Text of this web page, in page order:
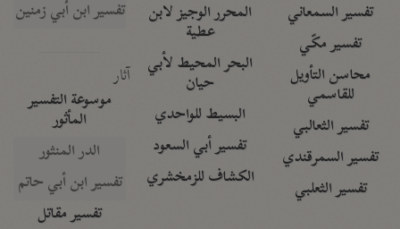
تفسير السمعاني
تفسير مكّي
محاسن التأويل
للقاسمي
تفسير الثعالبي
تفسير السمرقندي
تفسير الثعلبي
المحرر الوجيز لابن
عطية
البحر المحيط لأبي
حيان
البسيط للواحدي
تفسير أبي السعود
الكشاف للزمخشري
تفسير ابن أبي زمنين
آثار
موسوعة التفسير
المأثور
الدر المنثور
تفسير ابن أبي حاتم
تفسير مقاتل